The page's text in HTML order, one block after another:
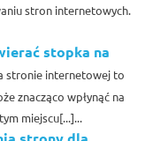
stron internetowych.
stopka na
stronie internetowej to
znacząco wpłynąć na
miejscu[...]...